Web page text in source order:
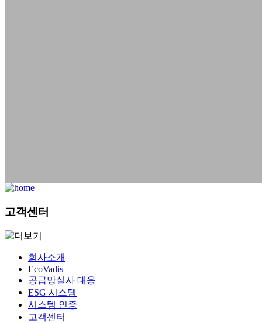
고객센터
회사소개
EcoVadis
공급망실사 대응
ESG 시스템
시스템 인증
고객센터